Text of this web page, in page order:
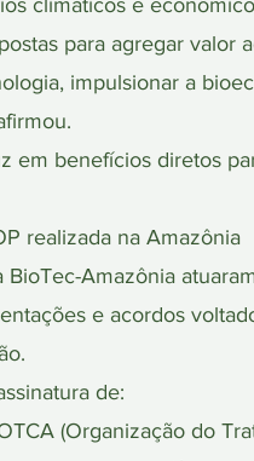
climáticos e
para agregar
impulsionar a
em benefícios diretos
realizada na Amazônia
Amazônia
e acordos
de:
(Organização do